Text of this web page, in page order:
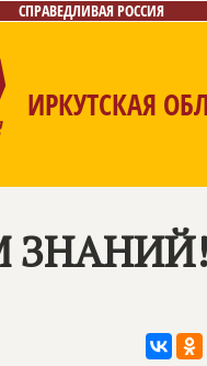
СПРАВЕДЛИВАЯ РОССИЯ
ИРКУТСКАЯ
приёмная
ЗНАНИЙ!